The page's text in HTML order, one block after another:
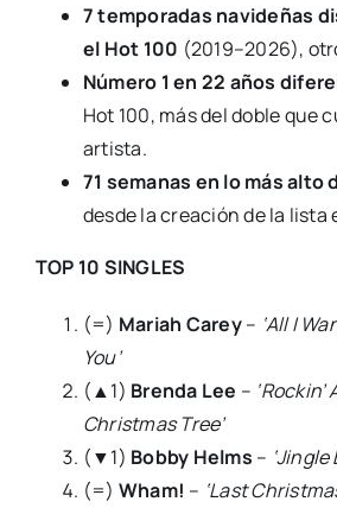
7 temporadas navideñas
el Hot 100 (2019–2026),
Número 1 en 22 años
Hot 100, más del doble que
artista.
71 semanas en lo más alto
desde la creación de la lista
TOP 10 SINGLES
(=) Mariah Carey– ‘All I
You’
(▲1) Brenda Lee –
Christmas Tree’
(▼1) Bobby Helms – ‘Jingle
(=) Wham! – ‘Last